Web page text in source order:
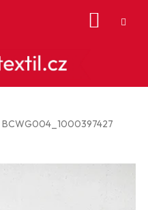
BCWG004_1000397427